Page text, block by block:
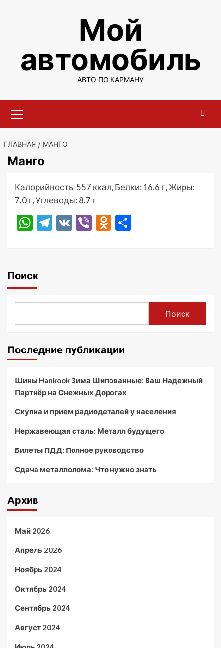
Мой
автомобиль
АВТО ПО КАРМАНУ
меню
ГЛАВНАЯ МАНГО
Манго
Калорийность: 557 ккал, Белки: 16.6 г, Жиры:
7.0 г, Углеводы: 8.7 г
WhatsApp
Telegram
VK ViberOdnoklassniki
Поиск
Поиск
Последние публикации
Шины Hankook Зима Шипованные: Ваш Надежный
Партнёр на Снежных Дорогах
Скупка и прием радиодеталей у населения
Нержавеющая сталь: Металл будущего
Билеты ПДД: Полное руководство
Сдача металлолома: Что нужно знать
Архив
Май 2026
Апрель 2026
Ноябрь 2024
Октябрь 2024
Сентябрь 2024
Август 2024